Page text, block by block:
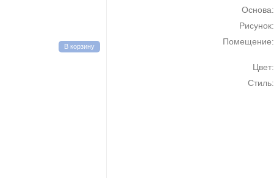
В корзину
Основа:
Рисунок:
Помещение:
Цвет:
Стиль: